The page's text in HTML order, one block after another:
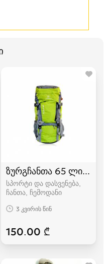
ზურგჩანთა 65
სპორტი და დასვენება,
ჩანთა, ჩემოდანი
3 კვირის წინ
150.00 ₾